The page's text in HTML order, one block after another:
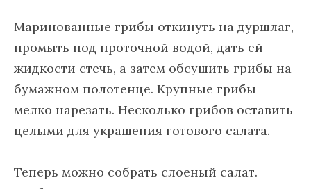
Маринованные грибы откинуть на дуршлаг,
промыть под проточной водой, дать ей
жидкости стечь, а затем обсушить грибы на
бумажном полотенце. Крупные грибы
мелко нарезать. Несколько грибов оставить
целыми для украшения готового салата.
Теперь можно собрать слоеный салат.